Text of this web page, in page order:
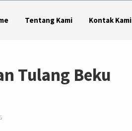
Tentang Kami Kontak Kami
Tulang Beku